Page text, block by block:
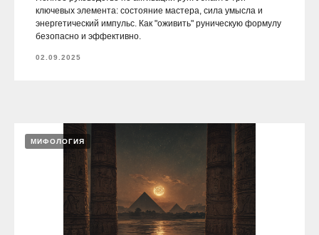
ключевых элемента: состояние мастера, сила умысла и
энергетический импульс. Как "оживить" руническую формулу
безопасно и эффективно.
02.09.2025
МИФОЛОГИЯ